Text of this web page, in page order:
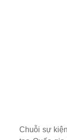
Chuỗi sự